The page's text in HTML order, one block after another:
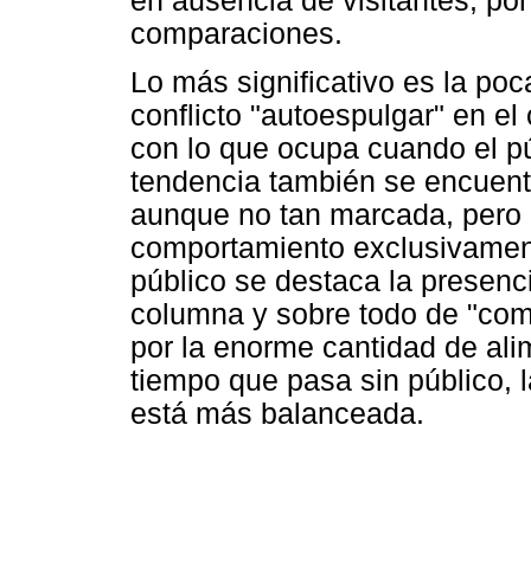
comparaciones.
Lo más significativo es la
conflicto "autoespulgar" en
con lo que ocupa cuando el
tendencia también se
aunque no tan marcada,
comportamiento
público se destaca la
columna y sobre todo de
por la enorme cantidad de
tiempo que pasa sin público,
está más balanceada.